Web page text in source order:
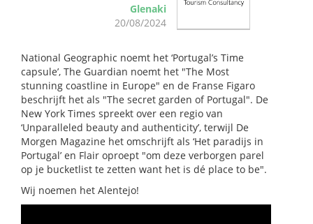
Glenaki
20/08/2024
National Geographic noemt het ‘Portugal’s Time
capsule’, The Guardian noemt het "The Most
stunning coastline in Europe" en de Franse Figaro
beschrijft het als "The secret garden of Portugal". De
New York Times spreekt over een regio van
‘Unparalleled beauty and authenticity’, terwijl De
Morgen Magazine het omschrijft als ‘Het paradijs in
Portugal’ en Flair oproept "om deze verborgen parel
op je bucketlist te zetten want het is dé place to be".
Wij noemen het Alentejo!